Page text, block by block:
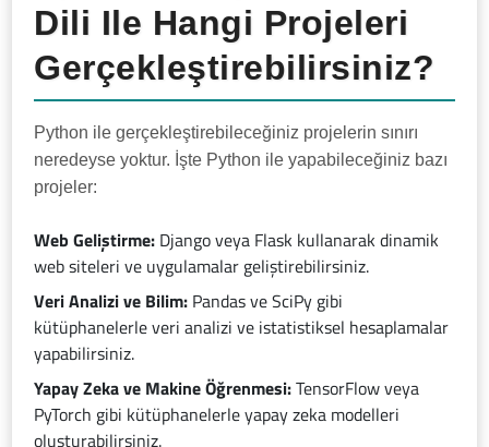
Dili Ile Hangi Projeleri
Gerçekleştirebilirsiniz?
Python ile gerçekleştirebileceğiniz projelerin sınırı
neredeyse yoktur. İşte Python ile yapabileceğiniz bazı
projeler:
Web Geliştirme: Django veya Flask kullanarak dinamik
web siteleri ve uygulamalar geliştirebilirsiniz.
Veri Analizi ve Bilim: Pandas ve SciPy gibi
kütüphanelerle veri analizi ve istatistiksel hesaplamalar
yapabilirsiniz.
Yapay Zeka ve Makine Öğrenmesi:TensorFlow veya
PyTorch gibi kütüphanelerle yapay zeka modelleri
oluşturabilirsiniz.